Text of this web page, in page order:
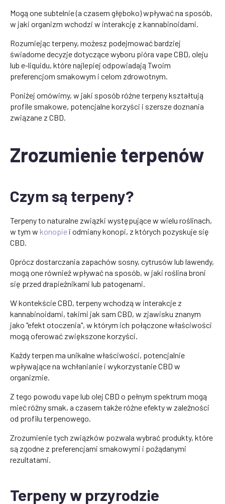
Mogą one subtelnie (a czasem głęboko) wpływać na sposób,
w jaki organizm wchodzi w interakcję z kannabinoidami.
Rozumiejąc terpeny, możesz podejmować bardziej
świadome decyzje dotyczące wyboru pióra vape CBD, oleju
lub e-liquidu, które najlepiej odpowiadają Twoim
preferencjom smakowym i celom zdrowotnym.
Poniżej omówimy, w jaki sposób różne terpeny kształtują
profile smakowe, potencjalne korzyści i szersze doznania
związane z CBD.
Zrozumienie terpenów
Czym są terpeny?
Terpeny to naturalne związki występujące w wielu roślinach,
w tym w konopie i odmiany konopi, z których pozyskuje się
CBD.
Oprócz dostarczania zapachów sosny, cytrusów lub lawendy,
mogą one również wpływać na sposób, w jaki roślina broni
się przed drapieżnikami lub patogenami.
W kontekście CBD, terpeny wchodzą w interakcje z
kannabinoidami, takimi jak sam CBD, w zjawisku znanym
jako "efekt otoczenia", w którym ich połączone właściwości
mogą oferować zwiększone korzyści.
Każdy terpen ma unikalne właściwości, potencjalnie
wpływające na wchłanianie i wykorzystanie CBD w
organizmie.
Z tego powodu vape lub olej CBD o pełnym spektrum mogą
mieć różny smak, a czasem także różne efekty w zależności
od profilu terpenowego.
Zrozumienie tych związków pozwala wybrać produkty, które
są zgodne z preferencjami smakowymi i pożądanymi
rezultatami.
Terpeny w przyrodzie